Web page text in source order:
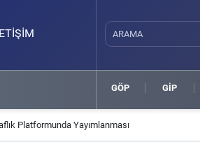
GÖP GİP
Platformunda Yayımlanması